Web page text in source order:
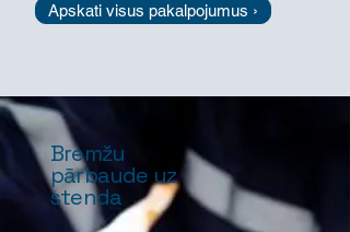
Apskati visus pakalpojumus ›
Bremžu
pārbaude uz
stenda